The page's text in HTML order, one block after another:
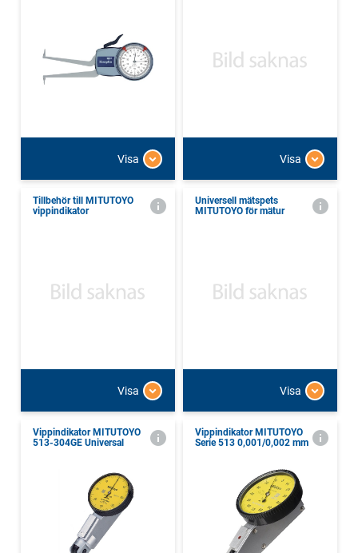
Visa Visa
Tillbehör till MITUTOYO
vippindikator
Visa
Universell mätspets
MITUTOYO för mätur
Visa
Vippindikator MITUTOYO
513-304GE Universal
Vippindikator MITUTOYO
Serie 513 0,001/0,002 mm